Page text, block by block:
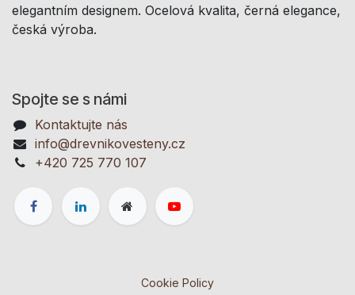
elegantním designem. Ocelová kvalita, černá elegance,
česká výroba.
Spojte se s námi
Kontaktujte nás
info@drevnikovesteny.cz
+420 725 770 107
Cookie Policy